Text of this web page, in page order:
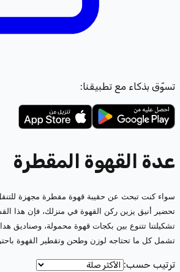
تسوّق بذكاء مع تطبيقنا:
عدة القهوة المقطرة
سواء كنت تبحث عن حقيبة قهوة مقطرة مجهزة
تحضير أنيق يزين ركن القهوة في منزلك، فإن هذا
تشكيلتنا تتنوع بين بكجات قهوة محمولة، وصناديق
تشمل كل ما تحتاجه لوزن وطحن وتقطير القهوة
ترتيب حسب: